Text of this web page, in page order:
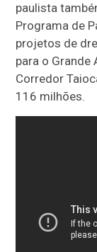
paulista
Programa de
projetos de
para o Grande
Corredor
116 milhões.